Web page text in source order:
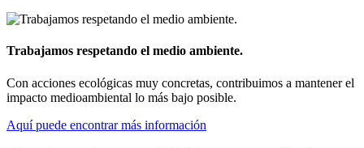
Trabajamos respetando el medio ambiente.
Con acciones ecológicas muy concretas, contribuimos a mantener el
impacto medioambiental lo más bajo posible.
Aquí puede encontrar más información